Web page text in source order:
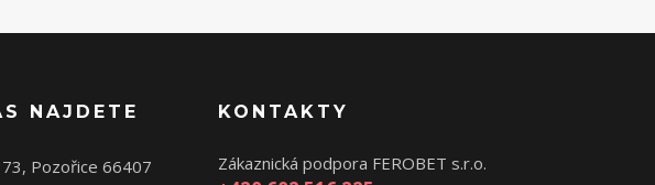
NAJDETE
Pozořice 66407
KONTAKTY
Zákaznická podpora FEROBET s.r.o.